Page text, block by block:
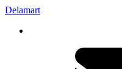
Delamart